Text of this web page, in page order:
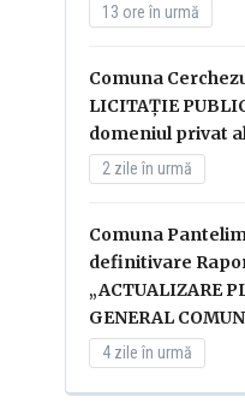
13 ore în urmă
Comuna
LICITAȚIE
domeniul privat
2 zile în urmă
Comuna
definitivare
„ACTUALIZARE
GENERAL
4 zile în urmă